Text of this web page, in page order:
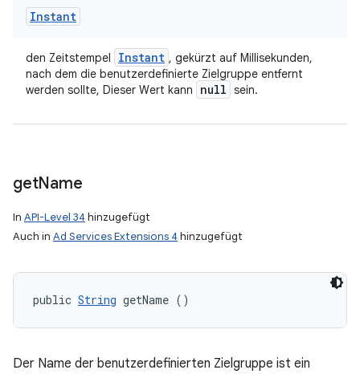
Instant
den Zeitstempel Instant , gekürzt auf Millisekunden,
nach dem die benutzerdefinierte Zielgruppe entfernt
werden sollte, Dieser Wert kann
null sein.
getName
In API-Level 34 hinzugefügt
Auch in Ad Services Extensions 4 hinzugefügt
public String getName ()
Der Name der benutzerdefinierten Zielgruppe ist ein